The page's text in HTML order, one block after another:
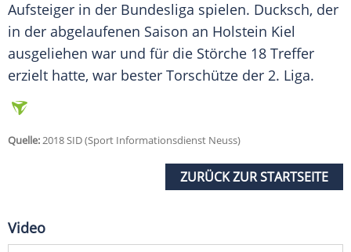
Aufsteiger in der Bundesliga spielen. Ducksch, der
in der abgelaufenen Saison an Holstein Kiel
ausgeliehen war und für die Störche 18 Treffer
erzielt hatte, war bester Torschütze der 2. Liga.
Quelle:2018 SID (Sport Informationsdienst Neuss)
ZURÜCK ZUR STARTSEITE
Video